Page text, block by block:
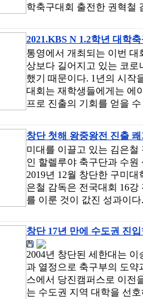
학축구대회 출전한 권혁철
2021.KBS N 1.2학년 대학
통영에서 개최되는 이번
상보다 길어지고 있는 코로
했기 때문이다. 1년의 시작
대회는 재학생들에게는 에
프로 진출의 기회를 얻을
창단 첫해 왕중왕전 진출
미대를 이끌고 있는 김은철
인 할렐루야 축구단과 수
2019년 12월 창단한 구미
은철 감독은 전국대회 16
를 이룬 것이 값진 성과이
창단 17년 만에 수도권 진
2004년 창단된 세한대는
과 열정으로 축구부의 도
스에서 당진캠퍼스로 이전
는 수도권 지역 대학을 선